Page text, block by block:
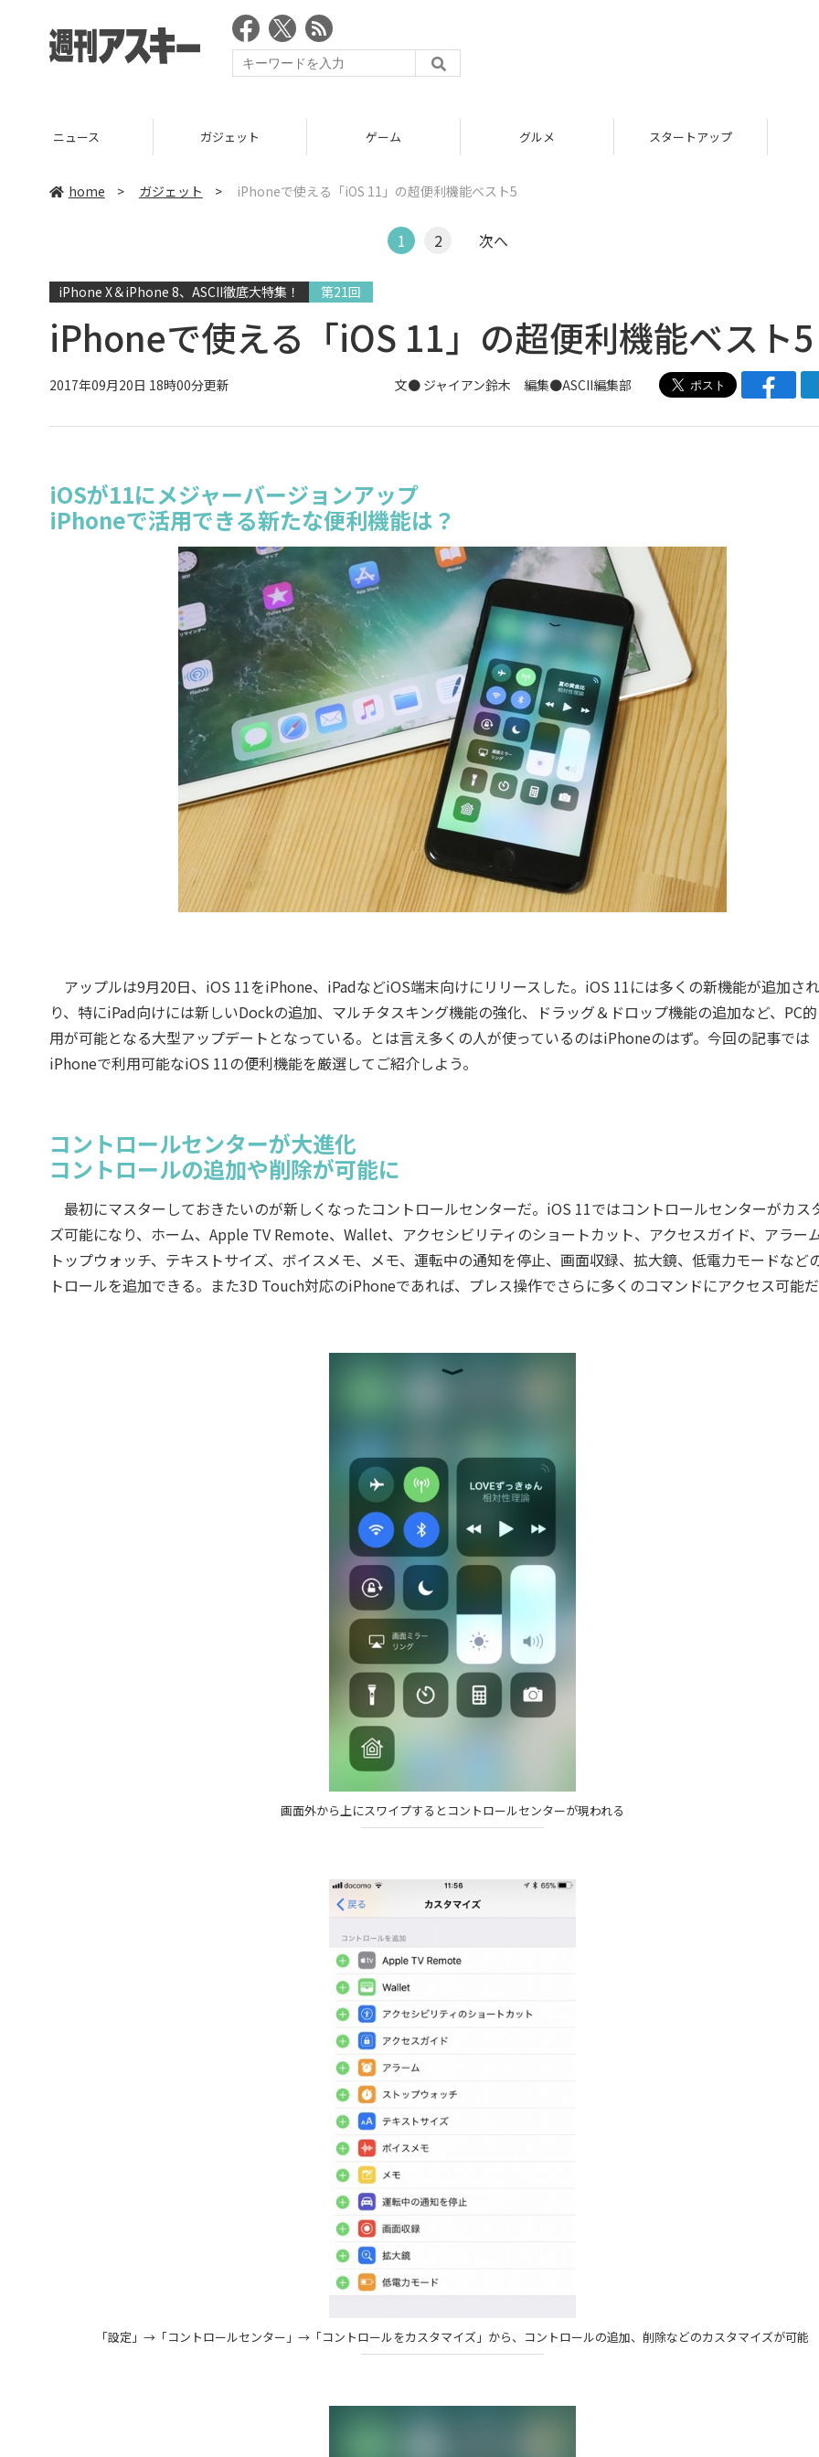
ニュース ガジェット ゲーム グルメ スタートアップ
home > ガジェット > iPhoneで使える「iOS 11」の超便利機能ベスト5
1 2 次へ
iPhone X＆iPhone 8、ASCII徹底大特集！ 第21回
iPhoneで使える「iOS 11」の超便利機能ベスト5
2017年09月20日 18時00分更新 文● ジャイアン鈴木 編集●ASCII編集部
iOSが11にメジャーバージョンアップ
iPhoneで活用できる新たな便利機能は？
アップルは9月20日、iOS 11をiPhone、iPadなどiOS端末向けにリリースした。iOS 11には多くの新機能が追加さ
り、特にiPad向けには新しいDockの追加、マルチタスキング機能の強化、ドラッグ＆ドロップ機能の追加など、PC
用が可能となる大型アップデートとなっている。とは言え多くの人が使っているのはiPhoneのはず。今回の記事では
iPhoneで利用可能なiOS 11の便利機能を厳選してご紹介しよう。
コントロールセンターが大進化
コントロールの追加や削除が可能に
最初にマスターしておきたいのが新しくなったコントロールセンターだ。iOS 11ではコントロールセンターがカス
ズ可能になり、ホーム、Apple TV Remote、Wallet、アクセシビリティのショートカット、アクセスガイド、アラー
トップウォッチ、テキストサイズ、ボイスメモ、メモ、運転中の通知を停止、画面収録、拡大鏡、低電力モードなど
トロールを追加できる。また3D Touch対応のiPhoneであれば、プレス操作でさらに多くのコマンドにアクセス可能だ
画面外から上にスワイプするとコントロールセンターが現われる
「設定」→「コントロールセンター」→「コントロールをカスタマイズ」から、コントロールの追加、削除などのカスタマイズが可能